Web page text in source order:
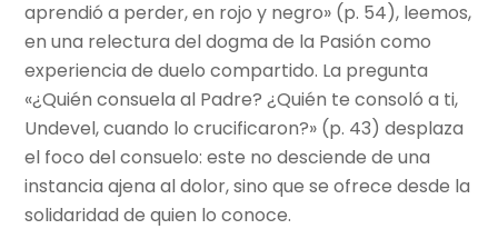
aprendió a perder, en rojo y negro» (p. 54), leemos,
en una relectura del dogma de la Pasión como
experiencia de duelo compartido. La pregunta
«¿Quién consuela al Padre? ¿Quién te consoló a ti,
Undevel, cuando lo crucificaron?» (p. 43) desplaza
el foco del consuelo: este no desciende de una
instancia ajena al dolor, sino que se ofrece desde la
solidaridad de quien lo conoce.